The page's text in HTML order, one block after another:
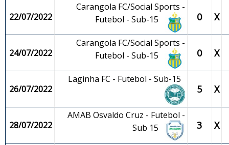
22/07/2022
Carangola FC/Social Sports -
Futebol - Sub-15
0 X
24/07/2022
Carangola FC/Social Sports -
Futebol - Sub-15
0 X
26/07/2022
Laginha FC - Futebol - Sub-15
5 X
28/07/2022
AMAB Osvaldo Cruz - Futebol -
Sub 15
3 X